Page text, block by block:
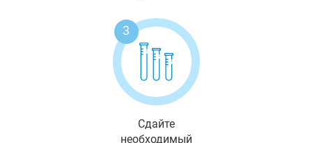
3
Сдайте
необходимый